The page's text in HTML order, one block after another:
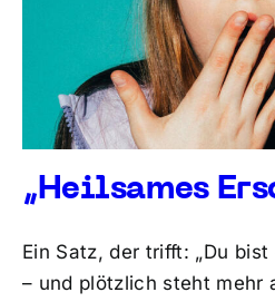
„Heilsames
Ein Satz, der trifft: „Du
– und plötzlich steht mehr